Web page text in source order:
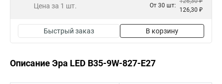
Цена за 1 шт. От 30 шт:
126,30 ₽
Быстрый заказ В корзину
Описание Эра LED B35-9W-827-E27